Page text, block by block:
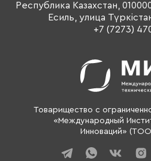
Товарищество с
«Международный
Инноваций»
О
Республика Казахстан,
Есиль, улица
+7 (7273)